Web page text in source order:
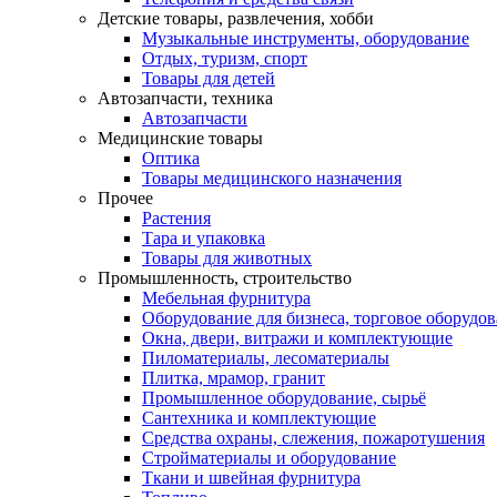
Детские товары, развлечения, хобби
Музыкальные инструменты, оборудование
Отдых, туризм, спорт
Товары для детей
Автозапчасти, техника
Автозапчасти
Медицинские товары
Оптика
Товары медицинского назначения
Прочее
Растения
Тара и упаковка
Товары для животных
Промышленность, строительство
Мебельная фурнитура
Оборудование для бизнеса, торговое
Окна, двери, витражи и комплектующие
Пиломатериалы, лесоматериалы
Плитка, мрамор, гранит
Промышленное оборудование, сырьё
Сантехника и комплектующие
Средства охраны, слежения, пожаротушения
Стройматериалы и оборудование
Ткани и швейная фурнитура